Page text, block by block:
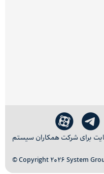
برای شرکت همکاران سیستم
© Copyright 2026 System